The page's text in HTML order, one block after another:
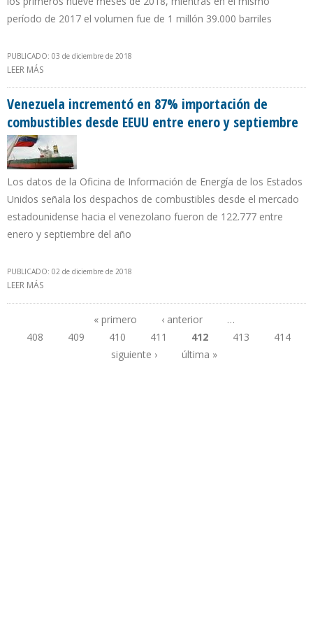
período de 2017 el volumen fue de 1 millón 39.000 barriles
PUBLICADO: 03 de diciembre de 2018
LEER MÁS
2018
Venezuela incrementó en 87% importación de
combustibles desde EEUU entre enero y septiembre
Los datos de la Oficina de Información de Energía de los Estados
Unidos señala los despachos de combustibles desde el mercado
estadounidense hacia el venezolano fueron de 122.777 entre
enero y septiembre del año
PUBLICADO: 02 de diciembre de 2018
LEER MÁS
Páginas
« primero ‹ anterior
…
408
409 410 411 412 413
414
siguiente ›
última »